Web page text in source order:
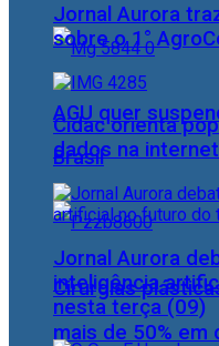
AGU quer
Brasil
Cirurgias
mais de 50% em
Jornal Aurora
sobre o 1°
Cidac orienta
dados na internet
Jornal Aurora
inteligência
nesta terça (09)